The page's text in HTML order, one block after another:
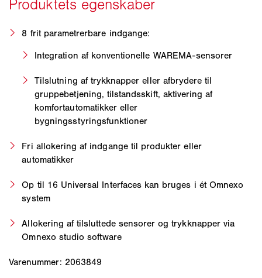
8 frit parametrerbare indgange:
Integration af konventionelle WAREMA-sensorer
Tilslutning af trykknapper eller afbrydere til
gruppebetjening, tilstandsskift, aktivering af
komfortautomatikker eller
bygningsstyringsfunktioner
Fri allokering af indgange til produkter eller
automatikker
Op til 16 Universal Interfaces kan bruges i ét Omnexo
system
Allokering af tilsluttede sensorer og trykknapper via
Omnexo studio software
Varenummer: 2063849